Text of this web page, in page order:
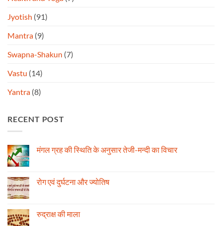
Jyotish (91)
Mantra (9)
Swapna-Shakun (7)
Vastu (14)
Yantra (8)
RECENT POST
मंगल ग्रह की स्थिति के अनुसार तेजी-मन्दी का विचार
मंगल
ग्रह
अनुसार
तेजी-
रोग एवं दुर्घटना और ज्योतिष
रोग
एवं
रुद्राक्ष की माला